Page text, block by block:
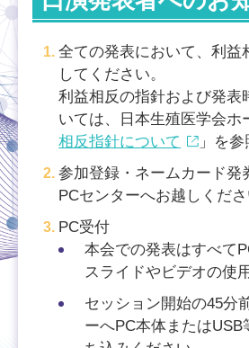
全ての発表において、利益
してください。
利益相反の指針および発表
いては、日本生殖医学会ホ
相反指針について
」を
参加登録・ネームカード発
PCセンターへお越しくださ
PC受付
本会での発表はすべて
スライドやビデオの使
セッション開始の45分
ーへPC本体または